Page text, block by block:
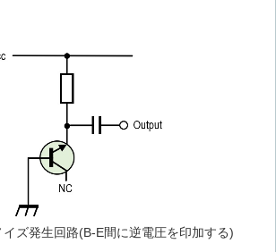
ズ発生回路(B-E間に逆電圧を印加する)